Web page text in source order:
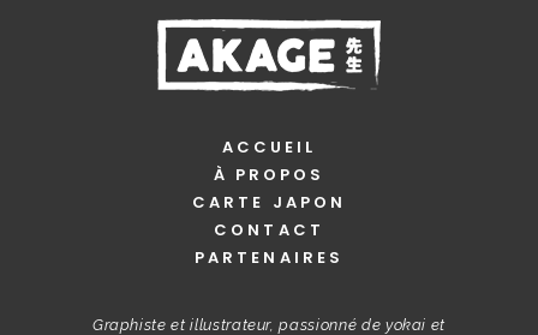
ACCUEIL
À PROPOS
CARTE JAPON
CONTACT
PARTENAIRES
Graphiste et illustrateur, passionné de yokai et